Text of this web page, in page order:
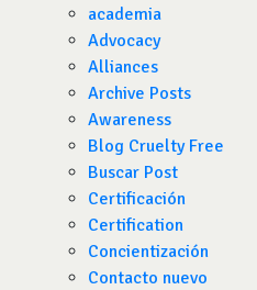
academia
Advocacy
Alliances
Archive Posts
Awareness
Blog Cruelty Free
Buscar Post
Certificación
Certification
Concientización
Contacto nuevo